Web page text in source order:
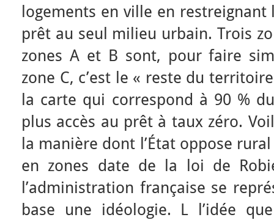
logements en ville en restreignant
prêt au seul milieu urbain. Trois
zones A et B sont, pour faire
zone C, c’est le « reste du
la carte qui correspond à 90 %
plus accès au prêt à taux zéro.
la manière dont l’État oppose
en zones date de la loi de
l’administration française se
base une idéologie. L l’idée